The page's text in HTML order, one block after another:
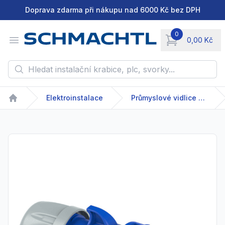
Doprava zdarma při nákupu nad 6000 Kč bez DPH
Open menu
0
0,00 Kč
items in cart,
Hledat instalační krabice, plc, svorky...
Home
Elektroinstalace Průmyslové vidlice a zásuvky